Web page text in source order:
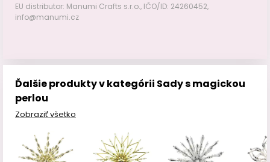
EU distributor: Manumi Crafts s.r.o., IČO/ID: 24260452,
info@manumi.cz
Ďalšie produkty v kategórii Sady s magickou
perlou
Zobraziť všetko